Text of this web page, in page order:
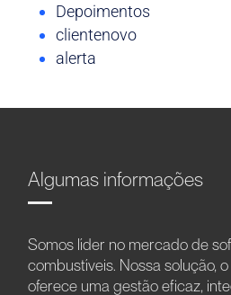
Depoimentos
clientenovo
alerta
Algumas informações
Somos líder no mercado de
combustíveis. Nossa solução,
oferece uma gestão eficaz,